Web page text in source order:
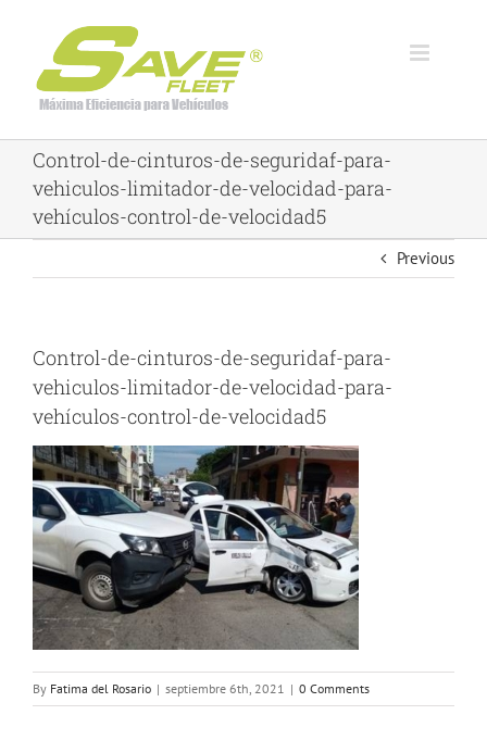
content
Control-de-cinturos-de-seguridaf-para-
vehiculos-limitador-de-velocidad-para-
vehículos-control-de-velocidad5
Previous
Control-de-cinturos-de-seguridaf-para-
vehiculos-limitador-de-velocidad-para-
vehículos-control-de-velocidad5
By Fatima del Rosario | septiembre 6th, 2021 | 0 Comments